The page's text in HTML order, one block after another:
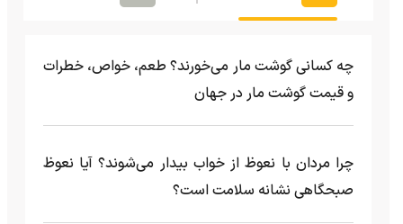
چه کسانی گوشت مار می‌خورند؟ طعم، خواص، خطرات
و قیمت گوشت مار در جهان
چرا مردان با نعوظ از خواب بیدار می‌شوند؟ آیا نعوظ
صبحگاهی نشانه سلامت است؟